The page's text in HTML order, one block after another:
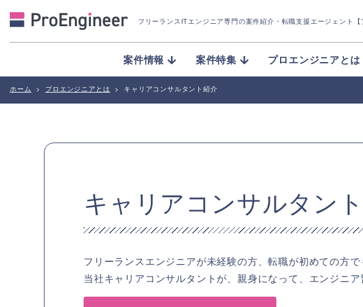
フリーランスITエンジニア専門の案件紹介 ・転職支援エージェント【
案件情報 案件特集 プロエンジニアとは
ホーム プロエンジニアとは キャリアコンサルタント紹介
キャリアコンサルタン
フリーランスエンジニアが未経験の方、転職が初めての方で
当社キャリアコンサルタントが、親身になって、エンジニア